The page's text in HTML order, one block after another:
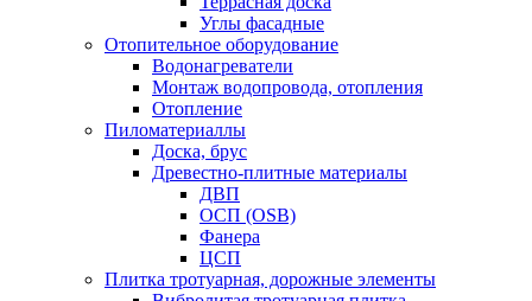
Углы фасадные
Отопительное оборудование
Водонагреватели
Монтаж водопровода, отопления
Отопление
Пиломатериаллы
Доска, брус
Древестно-плитные материалы
ДВП
ОСП (OSB)
Фанера
ЦСП
Плитка тротуарная, дорожные элементы